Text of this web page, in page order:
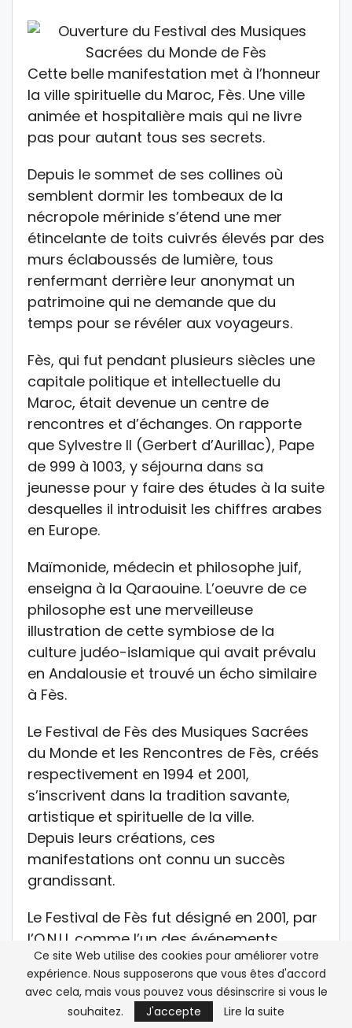
Cette belle manifestation met à l’honneur
la ville spirituelle du Maroc, Fès. Une ville
animée et hospitalière mais qui ne livre
pas pour autant tous ses secrets.
Depuis le sommet de ses collines où
semblent dormir les tombeaux de la
nécropole mérinide s’étend une mer
étincelante de toits cuivrés élevés par des
murs éclaboussés de lumière, tous
renfermant derrière leur anonymat un
patrimoine qui ne demande que du
temps pour se révéler aux voyageurs.
Fès, qui fut pendant plusieurs siècles une
capitale politique et intellectuelle du
Maroc, était devenue un centre de
rencontres et d’échanges. On rapporte
que Sylvestre II (Gerbert d’Aurillac), Pape
de 999 à 1003, y séjourna dans sa
jeunesse pour y faire des études à la suite
desquelles il introduisit les chiffres arabes
en Europe.
Maïmonide, médecin et philosophe juif,
enseigna à la Qaraouine. L’oeuvre de ce
philosophe est une merveilleuse
illustration de cette symbiose de la
culture judéo-islamique qui avait prévalu
en Andalousie et trouvé un écho similaire
à Fès.
Le Festival de Fès des Musiques Sacrées
du Monde et les Rencontres de Fès, créés
respectivement en 1994 et 2001,
s’inscrivent dans la tradition savante,
artistique et spirituelle de la ville.
Depuis leurs créations, ces
manifestations ont connu un succès
grandissant.
Le Festival de Fès fut désigné en 2001, par
l’O.N.U. comme l’un des événements
marquants ayant contribué, d’une façon
remarquable, au dialogue des
civilisations.
Ce site Web utilise des cookies pour améliorer votre
expérience. Nous supposerons que vous êtes d'accord
avec cela, mais vous pouvez vous désinscrire si vous le
souhaitez.
J'accepte Lire la suite